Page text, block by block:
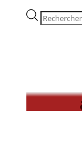
Recherche
de